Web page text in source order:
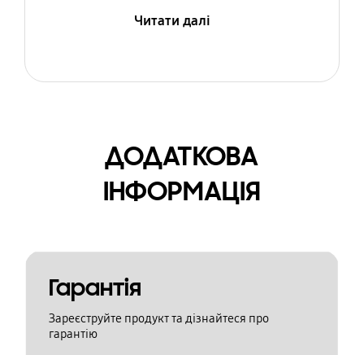
Читати далі
ДОДАТКОВА
ІНФОРМАЦІЯ
Гарантія
Зареєструйте продукт та дізнайтеся про
гарантію